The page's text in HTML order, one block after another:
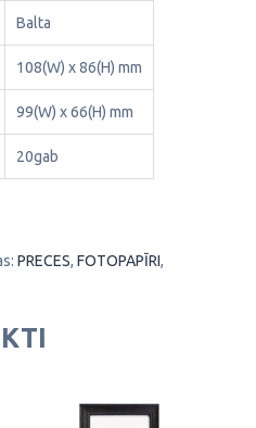
Balta
108(W) x 86(H) mm
99(W) x 66(H) mm
20gab
PRECES, FOTOPAPĪRI,